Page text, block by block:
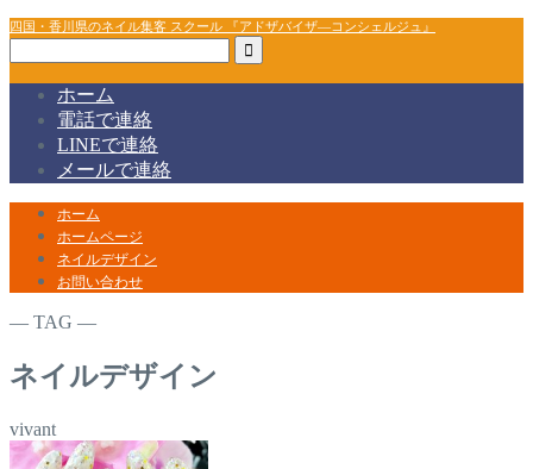
四国・香川県のネイル集客 スクール 『アドザバイザ―コンシェルジュ』
ホーム
電話で連絡
LINEで連絡
メールで連絡
ホーム
ホームページ
ネイルデザイン
お問い合わせ
― TAG ―
ネイルデザイン
vivant